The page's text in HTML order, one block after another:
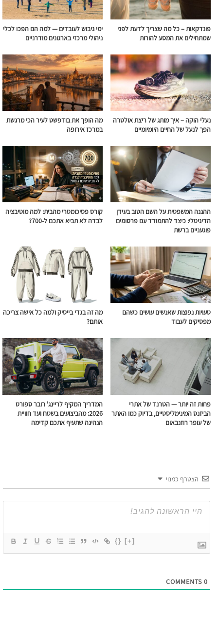
פונדקאות – כל מה שצריך לדעת לפני
שמתחילים את המסע להורות
ימי גיבוש לעובדים — למה הם הפכו לכלי
ניהולי מרכזי בארגונים מודרניים
נעלי הוקה – איך מותג של ריצת אולטרה
הפך לנעל של החיים היומיומיים
מה הופך את בודפשט לעיר הכי מרגשת
במרכז אירופה
ההגנה המשפטית על השם הטוב בעידן
הדיגיטלי: כיצד להתמודד עם פרסומים
פוגעניים ברשת
קורס פסיכומטרי מהבית: למה מוטיבציה
לבדה לא תביא אתכם ל-700?
טעויות נפוצות שאנשים עושים כשהם
מפסיקים לעבוד
מה זה בגדי בייסיק ולמה כל אישה צריכה
אותם?
פחות זה יותר — הטרנד של אתרי
הביזנס המינימליסטיים, בדיוק כמו האתר
של עופר רוזנבאום
המדריך המקיף לריינג' רובר ספורט
2026: מהביצועים בשטח ועד חוויית
הנהיגה שתעיף אתכם קדימה
הצטרף כמנוי
{} [+]
0